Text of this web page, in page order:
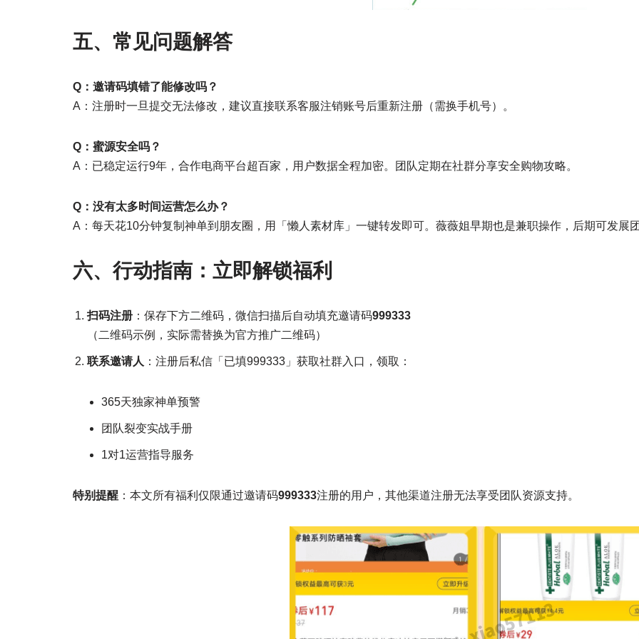
五、常见问题解答
Q：邀请码填错了能修改吗？
A：注册时一旦提交无法修改，建议直接联系客服注销账号后重新注册（需换手机号）。
Q：蜜源安全吗？
A：已稳定运行9年，合作电商平台超百家，用户数据全程加密。团队定期在社群分享安全购物攻略。
Q：没有太多时间运营怎么办？
A：每天花10分钟复制神单到朋友圈，用「懒人素材库」一键转发即可。薇薇姐早期也是兼职操作，后期可发展
六、行动指南：立即解锁福利
扫码注册 ：保存下方二维码，微信扫描后自动填充邀请码999333
（二维码示例，实际需替换为官方推广二维码）
联系邀请人 ：注册后私信「已填999333」获取社群入口，领取：
365天独家神单预警
团队裂变实战手册
1对1运营指导服务
特别提醒 ：本文所有福利仅限通过邀请码999333注册的用户，其他渠道注册无法享受团队资源支持。